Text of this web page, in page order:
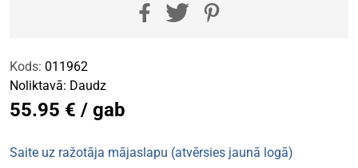
Kods: 011962
Noliktavā: Daudz
55.95 € / gab
Saite uz ražotāja mājaslapu (atvērsies jaunā logā)